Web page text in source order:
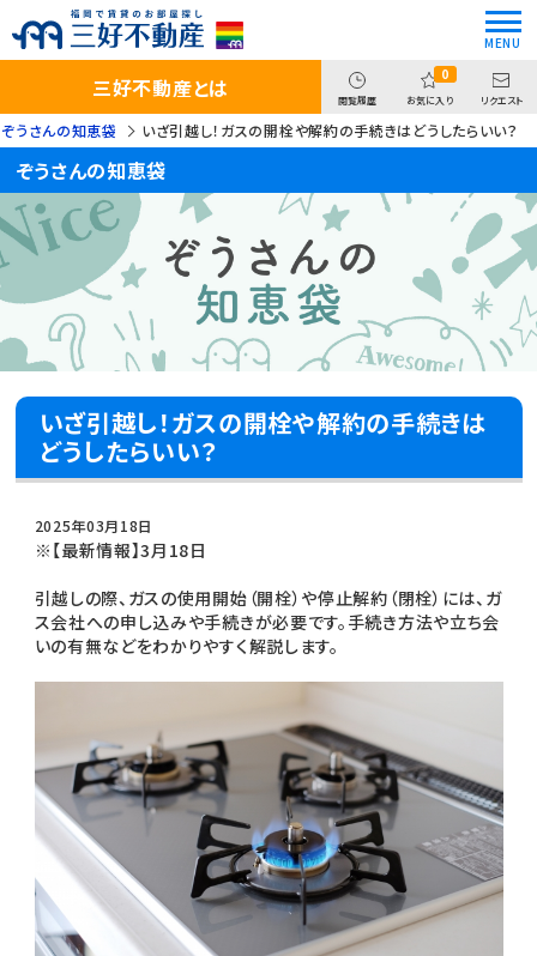
三好不動産とは 閲覧履歴
0
お気に入り リクエスト
ぞうさんの知恵袋 いざ引越し！ガスの開栓や解約の手続きはどうしたらいい？
ぞうさんの知恵袋
いざ引越し！ガスの開栓や解約の手続きは
どうしたらいい？
2025年03月18日
※【最新情報】3月18日
引越しの際、ガスの使用開始（開栓）や停止解約（閉栓）には、ガ
ス会社への申し込みや手続きが必要です。手続き方法や立ち会
いの有無などをわかりやすく解説します。